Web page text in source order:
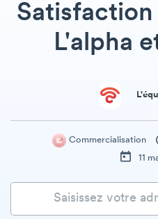
L'alpha
Commercialisation
11